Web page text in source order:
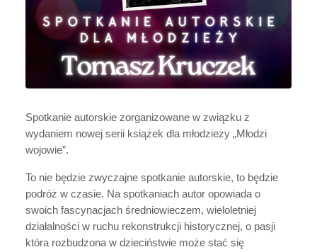
Spotkanie autorskie zorganizowane w związku z
wydaniem nowej serii książek dla młodzieży „Młodzi
wojowie”.
To nie będzie zwyczajne spotkanie autorskie, to będzie
podróż w czasie. Na spotkaniach autor opowiada o
swoich fascynacjach średniowieczem, wieloletniej
działalności w ruchu rekonstrukcji historycznej, o pasji
która rozbudzona w dzieciństwie może stać się